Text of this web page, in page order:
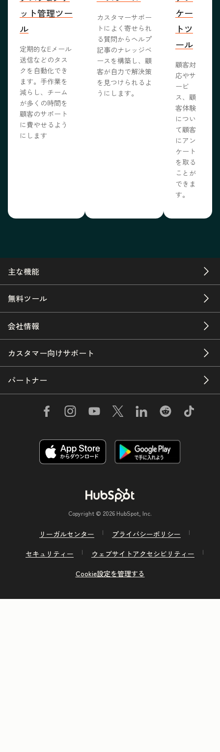
ット管理ツー
ル
定期的なEメール
送信などのタス
クを自動化でき
ます。手作業を
減らし、チーム
が多くの時間を
顧客のサポート
に費やせるよう
にします
カスタマーサポー
トによく寄せられ
る質問からヘルプ
記事のナレッジベ
ースを構築し、顧
客が自力で解決策
を見つけられるよ
うにします。
ケー
トツ
ール
顧客対
応やサ
ービ
ス、顧
客体験
につい
て顧客
にアン
ケート
を取る
ことが
できま
す。
主な機能
無料ツール
会社情報
カスタマー向けサポート
パートナー
Copyright © 2026 HubSpot, Inc.
リーガルセンター
プライバシーポリシー
セキュリティー
ウェブサイトアクセシビリティー
Cookie設定を管理する